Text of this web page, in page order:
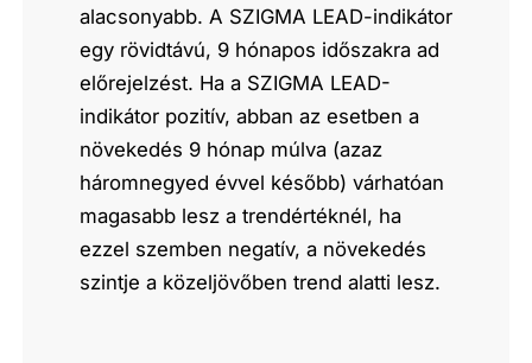
alacsonyabb. A SZIGMA LEAD-indikátor
egy rövidtávú, 9 hónapos időszakra ad
előrejelzést. Ha a SZIGMA LEAD-
indikátor pozitív, abban az esetben a
növekedés 9 hónap múlva (azaz
háromnegyed évvel később) várhatóan
magasabb lesz a trendértéknél, ha
ezzel szemben negatív, a növekedés
szintje a közeljövőben trend alatti lesz.